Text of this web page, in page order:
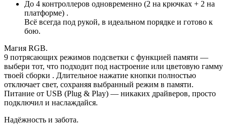
До 4 контроллеров одновременно (2 на крючках + 2 на
платформе) .
Всё всегда под рукой, в идеальном порядке и готово к
бою.
Магия RGB.
9 потрясающих режимов подсветки с функцией памяти —
выбери тот, что подходит под настроение или цветовую гамму
твоей сборки . Длительное нажатие кнопки полностью
отключает свет, сохраняя выбранный режим в памяти.
Питание от USB (Plug & Play) — никаких драйверов, просто
подключил и наслаждайся.
Надёжность и забота.